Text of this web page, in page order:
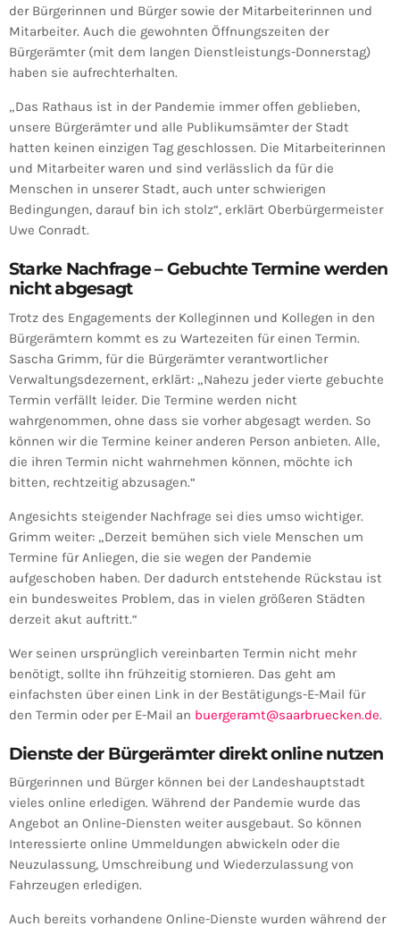
der Bürgerinnen und Bürger sowie der Mitarbeiterinnen und
Mitarbeiter. Auch die gewohnten Öffnungszeiten der
Bürgerämter (mit dem langen Dienstleistungs-Donnerstag)
haben sie aufrechterhalten.
„Das Rathaus ist in der Pandemie immer offen geblieben,
unsere Bürgerämter und alle Publikumsämter der Stadt
hatten keinen einzigen Tag geschlossen. Die Mitarbeiterinnen
und Mitarbeiter waren und sind verlässlich da für die
Menschen in unserer Stadt, auch unter schwierigen
Bedingungen, darauf bin ich stolz“, erklärt Oberbürgermeister
Uwe Conradt.
Starke Nachfrage – Gebuchte Termine werden
nicht abgesagt
Trotz des Engagements der Kolleginnen und Kollegen in den
Bürgerämtern kommt es zu Wartezeiten für einen Termin.
Sascha Grimm, für die Bürgerämter verantwortlicher
Verwaltungsdezernent, erklärt: „Nahezu jeder vierte gebuchte
Termin verfällt leider. Die Termine werden nicht
wahrgenommen, ohne dass sie vorher abgesagt werden. So
können wir die Termine keiner anderen Person anbieten. Alle,
die ihren Termin nicht wahrnehmen können, möchte ich
bitten, rechtzeitig abzusagen.“
Angesichts steigender Nachfrage sei dies umso wichtiger.
Grimm weiter: „Derzeit bemühen sich viele Menschen um
Termine für Anliegen, die sie wegen der Pandemie
aufgeschoben haben. Der dadurch entstehende Rückstau ist
ein bundesweites Problem, das in vielen größeren Städten
derzeit akut auftritt.“
Wer seinen ursprünglich vereinbarten Termin nicht mehr
benötigt, sollte ihn frühzeitig stornieren. Das geht am
einfachsten über einen Link in der Bestätigungs-E-Mail für
den Termin oder per E-Mail an buergeramt@saarbruecken.de.
Dienste der Bürgerämter direkt online nutzen
Bürgerinnen und Bürger können bei der Landeshauptstadt
vieles online erledigen. Während der Pandemie wurde das
Angebot an Online-Diensten weiter ausgebaut. So können
Interessierte online Ummeldungen abwickeln oder die
Neuzulassung, Umschreibung und Wiederzulassung von
Fahrzeugen erledigen.
Auch bereits vorhandene Online-Dienste wurden während der